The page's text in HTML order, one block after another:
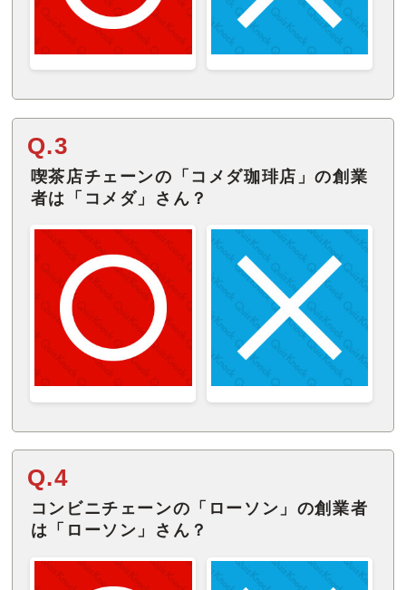
Q.3
喫茶店チェーンの「コメダ珈琲店」の創業
者は「コメダ」さん？
Q.4
コンビニチェーンの「ローソン」の創業者
は「ローソン」さん？